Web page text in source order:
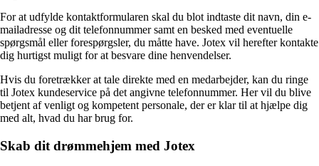
For at udfylde kontaktformularen skal du blot indtaste dit navn, din e-
mailadresse og dit telefonnummer samt en besked med eventuelle
spørgsmål eller forespørgsler, du måtte have. Jotex vil herefter kontakte
dig hurtigst muligt for at besvare dine henvendelser.
Hvis du foretrækker at tale direkte med en medarbejder, kan du ringe
til Jotex kundeservice på det angivne telefonnummer. Her vil du blive
betjent af venligt og kompetent personale, der er klar til at hjælpe dig
med alt, hvad du har brug for.
Skab dit drømmehjem med Jotex